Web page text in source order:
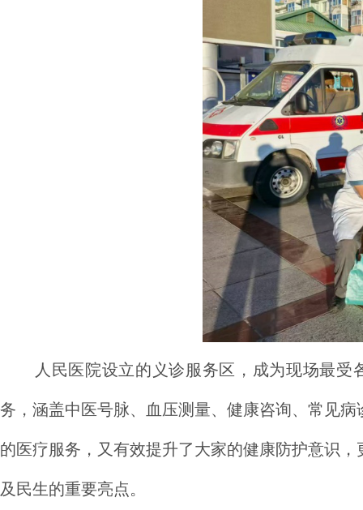
人民医院设立的义诊服务区，成为现场最
务，涵盖中医号脉、血压测量、健康咨询、常见
的医疗服务，又有效提升了大家的健康防护意识
及民生的重要亮点。